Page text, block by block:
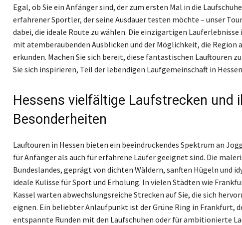
Egal, ob Sie ein Anfänger sind, der zum ersten Mal in die
erfahrener Sportler, der seine Ausdauer testen möchte – unser
dabei, die ideale Route zu wählen. Die einzigartigen Lauferlebnisse
mit atemberaubenden Ausblicken und der Möglichkeit, die Region
erkunden. Machen Sie sich bereit, diese fantastischen Lauftouren
Sie sich inspirieren, Teil der lebendigen Laufgemeinschaft in
Hessens vielfältige Laufstrecken und
Besonderheiten
Lauftouren in Hessen bieten ein beeindruckendes Spektrum an
für Anfänger als auch für erfahrene Läufer geeignet sind. Die
Bundeslandes, geprägt von dichten Wäldern, sanften Hügeln und
ideale Kulisse für Sport und Erholung. In vielen Städten wie
Kassel warten abwechslungsreiche Strecken auf Sie, die sich
eignen. Ein beliebter Anlaufpunkt ist der Grüne Ring in Frankfurt,
entspannte Runden mit den Laufschuhen oder für ambitionierte